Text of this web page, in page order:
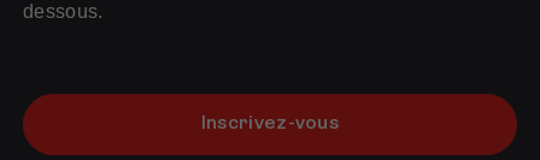
dessous.
Inscrivez-vous